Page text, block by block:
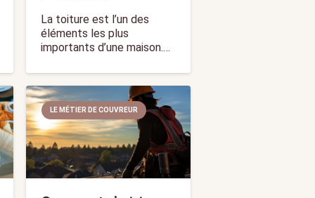
La toiture est l’un des
éléments les plus
importants d’une maison.…
LE MÉTIER DE COUVREUR